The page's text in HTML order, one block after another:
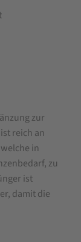
zur
reich an
in
zu
ist
damit die